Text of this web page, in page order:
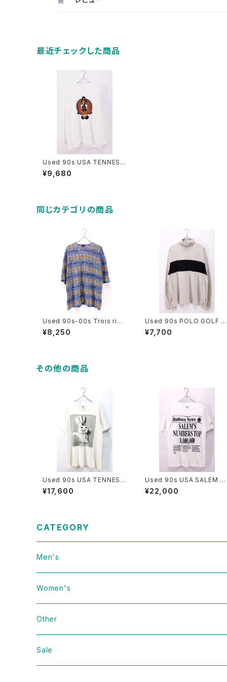
最近チェックした商品
Used 90s USA TENNESS
EE RIVER Comical Turkey
Graphic Cut Sew Size L
¥9,680
同じカテゴリの商品
Used 90s-00s Trois rivi
eres Blue Gradation Sum
mer Knit Cut Sew Size M
¥8,250
Used 90s POLO GOLF R
alph Lauren Gray×Black
Turtle Neck Cut Sew Siz
¥7,700
その他の商品
Used 90s USA TENNESS
EE RIVER Doughboy Paro
dy Graphic T-Shirt Size L
¥17,600
Used 90s USA SALEM
ORTS WEAR News
Graphic T-Shirt Size L 古
¥22,000
CATEGORY
Men's
Vintage
Domestic
Jacket
Women's
Vintage
Domestic
Other
bag
Sale